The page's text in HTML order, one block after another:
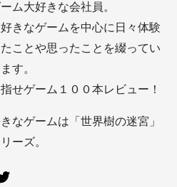
ム大好きな会社員。
きなゲームを中心に日々体験
たことや思ったことを綴ってい
す。
指せゲーム１００本レビュー！
なゲームは「世界樹の迷宮」
ーズ。